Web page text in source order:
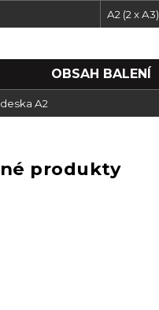
A2 (2 x A3)
OBSAH BALENÍ
A2